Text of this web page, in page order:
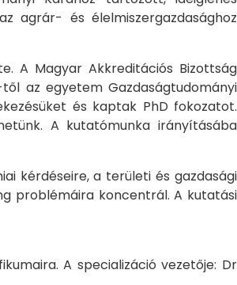
agrár- és élelmiszergazdasághoz
A Magyar Akkreditációs Bizottság
az egyetem Gazdaságtudományi
és kaptak PhD fokozatot.
A kutatómunka irányításába
kérdéseire, a területi és gazdasági
problémáira koncentrál. A kutatási
A specializáció vezetője: Dr